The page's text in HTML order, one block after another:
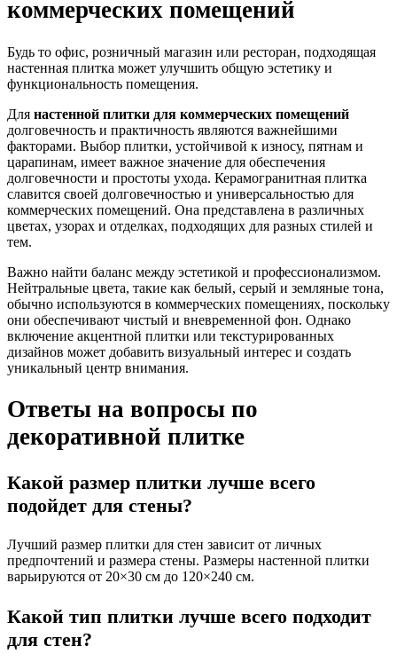
коммерческих помещений
Будь то офис, розничный магазин или ресторан, подходящая
настенная плитка может улучшить общую эстетику и
функциональность помещения.
Для настенной плитки для коммерческих помещений
долговечность и практичность являются важнейшими
факторами. Выбор плитки, устойчивой к износу, пятнам и
царапинам, имеет важное значение для обеспечения
долговечности и простоты ухода. Керамогранитная плитка
славится своей долговечностью и универсальностью для
коммерческих помещений. Она представлена ​​в различных
цветах, узорах и отделках, подходящих для разных стилей и
тем.
Важно найти баланс между эстетикой и профессионализмом.
Нейтральные цвета, такие как белый, серый и земляные тона,
обычно используются в коммерческих помещениях, поскольку
они обеспечивают чистый и вневременной фон. Однако
включение акцентной плитки или текстурированных
дизайнов может добавить визуальный интерес и создать
уникальный центр внимания.
Ответы на вопросы по
декоративной плитке
Какой размер плитки лучше всего
подойдет для стены?
Лучший размер плитки для стен зависит от личных
предпочтений и размера стены. Размеры настенной плитки
варьируются от 20×30 см до 120×240 см.
Какой тип плитки лучше всего подходит
для стен?